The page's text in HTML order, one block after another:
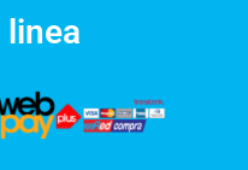
linea